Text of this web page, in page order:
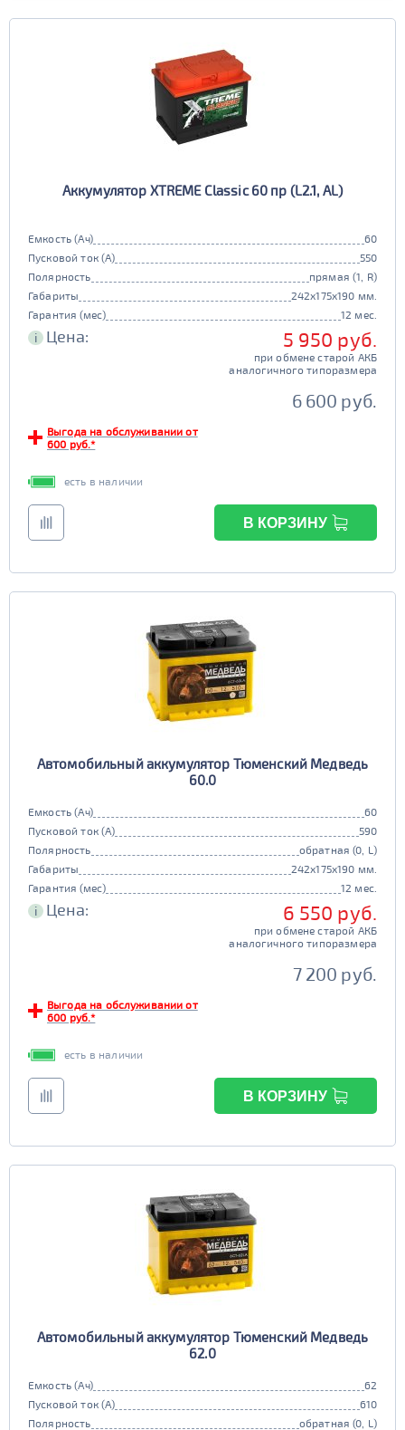
Аккумулятор XTREME Classic 60 пр (L2.1, AL)
Емкость (Ач)
60
Пусковой ток (А)
550
Полярность
прямая (1, R)
Габариты
242x175x190 мм.
Гарантия (мес)
12 мес.
i Цена: 5 950 руб.
при обмене старой АКБ
аналогичного типоразмера
6 600 руб.
Выгода на обслуживании от
600 руб.*
есть в наличии
В КОРЗИНУ
Автомобильный аккумулятор Тюменский Медведь
60.0
Емкость (Ач)
60
Пусковой ток (А)
590
Полярность
обратная (0, L)
Габариты
242x175x190 мм.
Гарантия (мес)
12 мес.
i Цена: 6 550 руб.
при обмене старой АКБ
аналогичного типоразмера
7 200 руб.
Выгода на обслуживании от
600 руб.*
есть в наличии
В КОРЗИНУ
Автомобильный аккумулятор Тюменский Медведь
62.0
Емкость (Ач)
62
Пусковой ток (А)
610
Полярность
обратная (0, L)